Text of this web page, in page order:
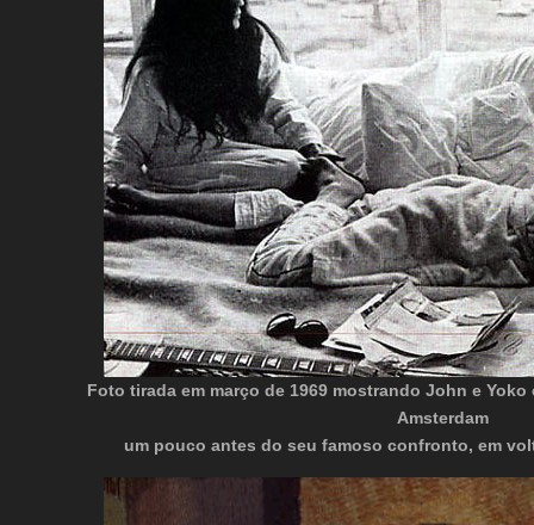
Foto tirada em março de 1969 mostrando John e Yoko
Amsterdam
um pouco antes do seu famoso confronto, em